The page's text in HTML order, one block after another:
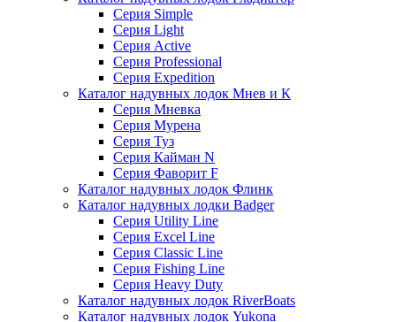
Серия Simple
Серия Light
Серия Active
Серия Professional
Серия Expedition
Каталог надувных лодок Мнев и К
Серия Мневка
Серия Мурена
Серия Туз
Серия Кайман N
Серия Фаворит F
Каталог надувных лодок Флинк
Каталог надувных лодки Badger
Серия Utility Line
Серия Excel Line
Серия Classic Line
Серия Fishing Line
Серия Heavy Duty
Каталог надувных лодок RiverBoats
Каталог надувных лодок Yukona